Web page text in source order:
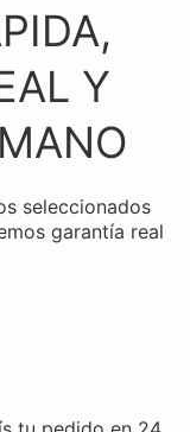
Y
seleccionados
garantía real